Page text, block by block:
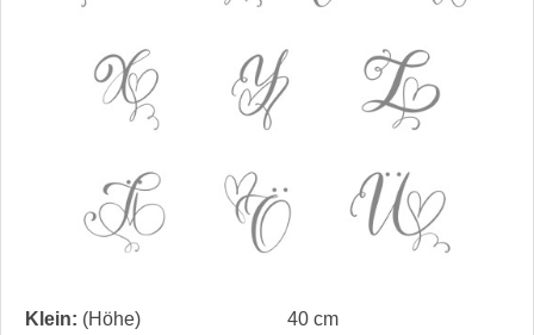
Klein: (Höhe) 40 cm